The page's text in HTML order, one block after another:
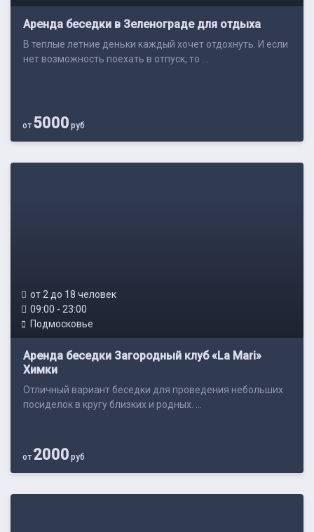
Аренда беседки в Зеленограде для отдыха
В теплые летние деньки каждый хочет отдохнуть. И если
нет возможность поехать в отпуск, то ...
от5000 руб
от 2 до 18 человек
09:00 - 23:00
Подмосковье
Аренда беседки Загородный клуб «La Mari»
Химки
Отличный вариант беседки для проведения небольших
посиделок в кругу близких и родных. ...
от2000 руб